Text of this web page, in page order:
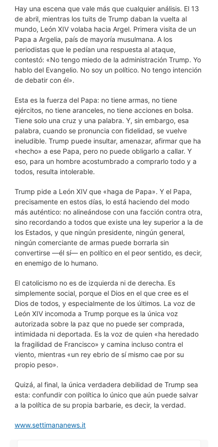
Hay una escena que vale más que cualquier análisis. El 13
de abril, mientras los tuits de Trump daban la vuelta al
mundo, León XIV volaba hacia Argel. Primera visita de un
Papa a Argelia, país de mayoría musulmana. A los
periodistas que le pedían una respuesta al ataque,
contestó: «No tengo miedo de la administración Trump. Yo
hablo del Evangelio. No soy un político. No tengo intención
de debatir con él».
Esta es la fuerza del Papa: no tiene armas, no tiene
ejércitos, no tiene aranceles, no tiene acciones en bolsa.
Tiene solo una cruz y una palabra. Y, sin embargo, esa
palabra, cuando se pronuncia con fidelidad, se vuelve
ineludible. Trump puede insultar, amenazar, afirmar que ha
«hecho» a ese Papa, pero no puede obligarlo a callar. Y
eso, para un hombre acostumbrado a comprarlo todo y a
todos, resulta intolerable.
Trump pide a León XIV que «haga de Papa». Y el Papa,
precisamente en estos días, lo está haciendo del modo
más auténtico: no alineándose con una facción contra otra,
sino recordando a todos que existe una ley superior a la de
los Estados, y que ningún presidente, ningún general,
ningún comerciante de armas puede borrarla sin
convertirse —él sí— en político en el peor sentido, es decir,
en enemigo de lo humano.
El catolicismo no es de izquierda ni de derecha. Es
simplemente social, porque el Dios en el que cree es el
Dios de todos, y especialmente de los últimos. La voz de
León XIV incomoda a Trump porque es la única voz
autorizada sobre la paz que no puede ser comprada,
intimidada ni deportada. Es la voz de quien «ha heredado
la fragilidad de Francisco» y camina incluso contra el
viento, mientras «un rey ebrio de sí mismo cae por su
propio peso».
Quizá, al final, la única verdadera debilidad de Trump sea
esta: confundir con política lo único que aún puede salvar
a la política de su propia barbarie, es decir, la verdad.
www.settimananews.it